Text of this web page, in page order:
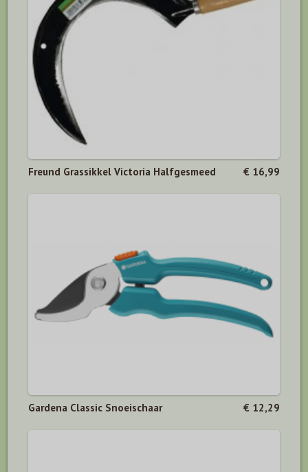
Freund Grassikkel Victoria Halfgesmeed € 16,99
Gardena Classic Snoeischaar € 12,29